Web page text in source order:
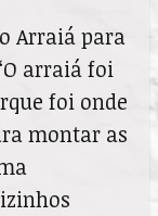
Arraiá para
arraiá foi
foi onde
montar as